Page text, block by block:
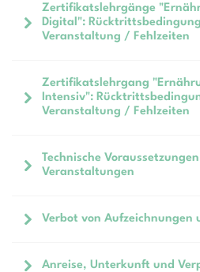
Zertifikatslehrgänge
Digital":
Veranstaltung / Fehlzeiten
Zertifikatslehrgang
Intensiv":
Veranstaltung / Fehlzeiten
Technische
Veranstaltungen
Verbot von Aufzeichnungen
Anreise, Unterkunft und